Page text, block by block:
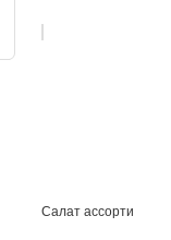
Салат ассорти